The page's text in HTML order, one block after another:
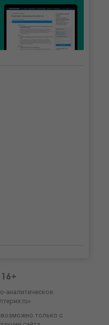
16+
аналитическое
только с